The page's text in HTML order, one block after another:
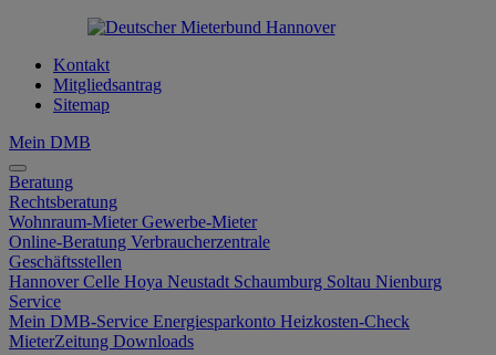
Kontakt
Mitgliedsantrag
Sitemap
Mein DMB
Beratung
Rechtsberatung
Wohnraum-MieterGewerbe-Mieter
Online-Beratung Verbraucherzentrale
Geschäftsstellen
HannoverCelle Hoya Neustadt Schaumburg Soltau Nienburg
Service
Mein DMB-Service Energiesparkonto Heizkosten-Check
MieterZeitung Downloads